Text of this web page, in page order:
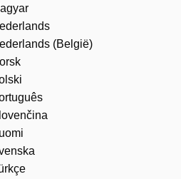
(België)